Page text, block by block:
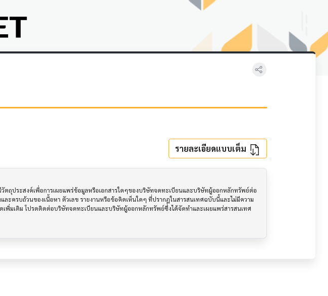
รายละเอียดแบบเต็ม
ประสงค์เพื่อการเผยแพร่ข้อมูลหรือเอกสารใดๆของบริษัทจดทะเบียนและบริษัทผู้ออกหลักทรัพย์ต่อ
ครบถ้วนของเนื้อหา ตัวเลข รายงานหรือข้อคิดเห็นใดๆ ที่ปรากฎในสารสนเทศฉบับนี้และไม่มีความ
พิ่มเติม โปรดติดต่อบริษัทจดทะเบียนและบริษัทผู้ออกหลักทรัพย์ซึ่งได้จัดทำและเผยแพร่สารสนเทศ